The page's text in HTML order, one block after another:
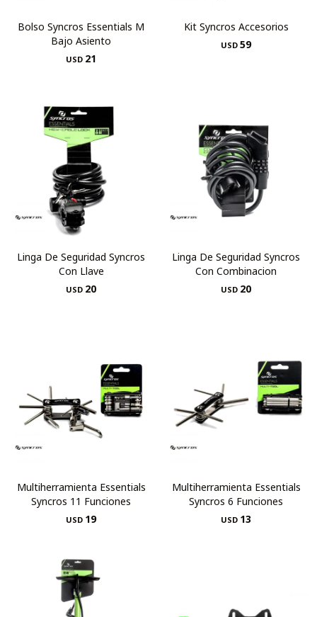
Bolso Syncros Essentials M
Bajo Asiento
USD 21
Kit Syncros Accesorios
USD 59
Linga De Seguridad Syncros
Con Llave
USD 20
Linga De Seguridad Syncros
Con Combinacion
USD 20
Multiherramienta Essentials
Syncros 11 Funciones
USD 19
Multiherramienta Essentials
Syncros 6 Funciones
USD 13